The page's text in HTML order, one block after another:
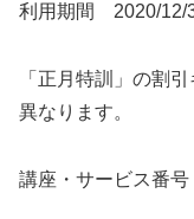
利用期間 2020/12/
「正月特訓」の割
異なります。
講座・サービス番